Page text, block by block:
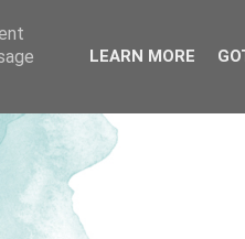
LEARN MORE